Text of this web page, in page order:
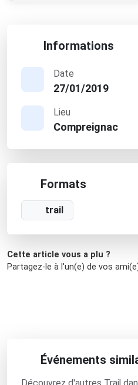
Informations
Date
27/01/2019
Lieu
Compreignac
Formats
trail
Cette article vous a plu ?
Partagez-le à l'un(e) de vos
Événements